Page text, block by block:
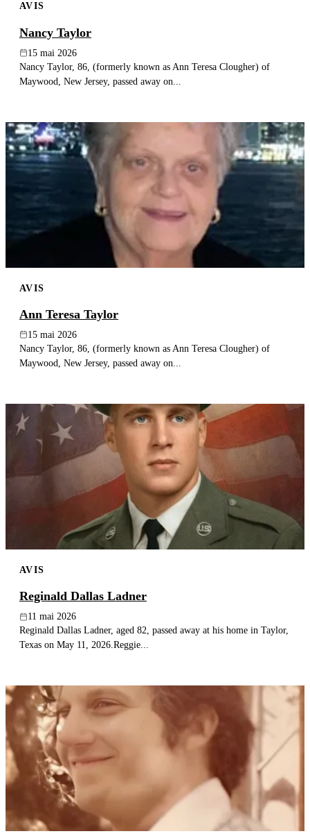
AVIS
Nancy Taylor
15 mai 2026
Nancy Taylor, 86, (formerly known as Ann Teresa Clougher) of
Maywood, New Jersey, passed away on...
AVIS
Ann Teresa Taylor
15 mai 2026
Nancy Taylor, 86, (formerly known as Ann Teresa Clougher) of
Maywood, New Jersey, passed away on...
AVIS
Reginald Dallas Ladner
11 mai 2026
Reginald Dallas Ladner, aged 82, passed away at his home in Taylor,
Texas on May 11, 2026.Reggie...